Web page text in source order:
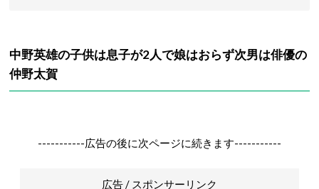
中野英雄の子供は息子が2人で娘はおらず次男は俳優の
仲野太賀
-----------広告の後に次ページに続きます-----------
広告 / スポンサーリンク